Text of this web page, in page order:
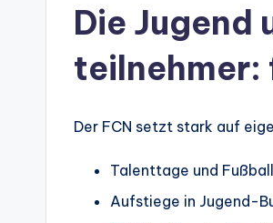
Die Jugend
teilnehmer:
Der FCN setzt stark auf
Talenttage und
Aufstiege in Jugend-